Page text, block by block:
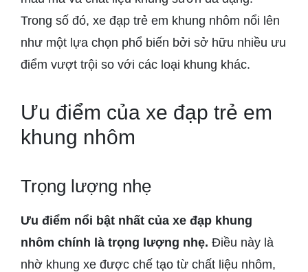
Trong số đó, xe đạp trẻ em khung nhôm nổi lên
như một lựa chọn phổ biến bởi sở hữu nhiều ưu
điểm vượt trội so với các loại khung khác.
Ưu điểm của xe đạp trẻ em
khung nhôm
Trọng lượng nhẹ
Ưu điểm nổi bật nhất của xe đạp khung
nhôm chính là trọng lượng nhẹ. Điều này là
nhờ khung xe được chế tạo từ chất liệu nhôm,